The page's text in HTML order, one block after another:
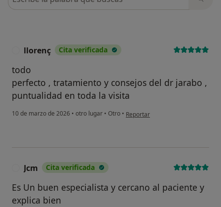
llorenç Cita verificada
todo
perfecto , tratamiento y consejos del dr jarabo ,
puntualidad en toda la visita
10 de marzo de 2026 • otro lugar • Otro • en opinión del usuario llorenç
Reportar
Jcm Cita verificada
Es Un buen especialista y cercano al paciente y
explica bien